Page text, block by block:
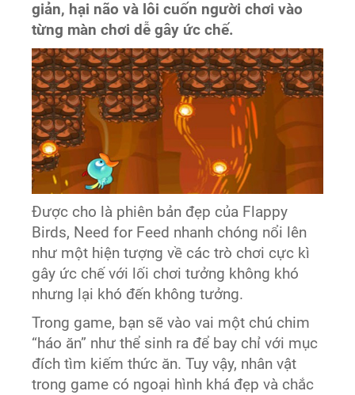
giản, hại não và lôi cuốn người chơi vào
từng màn chơi dễ gây ức chế.
Được cho là phiên bản đẹp của Flappy
Birds, Need for Feed nhanh chóng nổi lên
như một hiện tượng về các trò chơi cực kì
gây ức chế với lối chơi tưởng không khó
nhưng lại khó đến không tưởng.
Trong game, bạn sẽ vào vai một chú chim
“háo ăn” như thể sinh ra để bay chỉ với mục
đích tìm kiếm thức ăn. Tuy vậy, nhân vật
trong game có ngoại hình khá đẹp và chắc